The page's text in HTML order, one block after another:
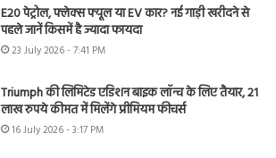
E20 पेट्रोल, फ्लेक्स फ्यूल या EV कार? नई गाड़ी खरीदने से
पहले जानें किसमें है ज्यादा फायदा
23 July 2026 - 7:41 PM
Triumph की लिमिटेड एडिशन बाइक लॉन्च के लिए तैयार, 21
लाख रुपये कीमत में मिलेंगे प्रीमियम फीचर्स
16 July 2026 - 3:17 PM